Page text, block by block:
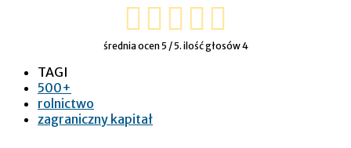
średnia ocen 5 / 5. ilość głosów4
TAGI
500+
rolnictwo
zagraniczny kapitał